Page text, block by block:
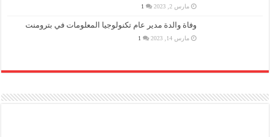
مارس 2, 2023 1
وفاة والدة مدير عام تكنولوجيا المعلومات في بترومنت
مارس 14, 2023 1